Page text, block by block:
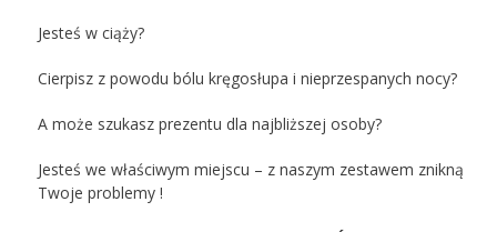
Jesteś w ciąży?
Cierpisz z powodu bólu kręgosłupa i nieprzespanych nocy?
A może szukasz prezentu dla najbliższej osoby?
Jesteś we właściwym miejscu – z naszym zestawem znikną
Twoje problemy !